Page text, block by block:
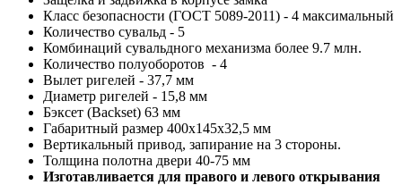
Класс безопасности (ГОСТ 5089-2011) - 4 максимальный
Количество сувальд - 5
Комбинаций сувальдного механизма более 9.7 млн.
Количество полуоборотов - 4
Вылет ригелей - 37,7 мм
Диаметр ригелей - 15,8 мм
Бэксет (Backset) 63 мм
Габаритный размер 400х145х32,5 мм
Вертикальный привод, запирание на 3 стороны.
Толщина полотна двери 40-75 мм
Изготавливается для правого и левого открывания